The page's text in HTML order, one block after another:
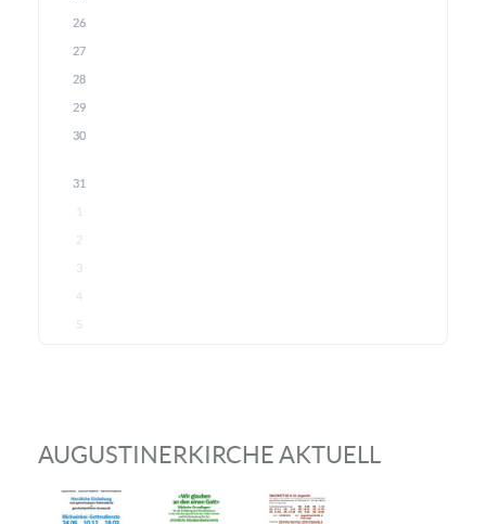
26
27
28
29
30
31
1
2
3
4
5
AUGUSTINERKIRCHE AKTUELL